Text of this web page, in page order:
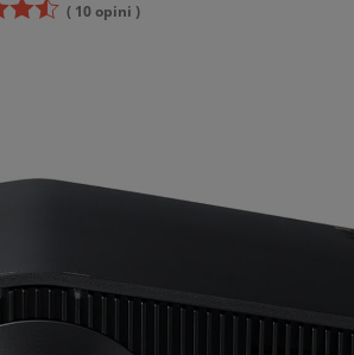
( 10 opini )